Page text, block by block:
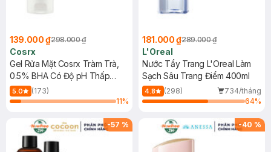
139.000 ₫298.000 ₫
Cosrx
Gel Rửa Mặt Cosrx Tràm Trà,
0.5% BHA Có Độ pH Thấp
150ml
5.0
(173)
11%
181.000 ₫289.000 ₫
L'Oreal
Nước Tẩy Trang L'Oreal Làm
Sạch Sâu Trang Điểm 400ml
4.8 (298)
734/tháng
64%
-57 % -40 %